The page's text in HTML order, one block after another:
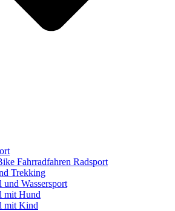
Fahrradfahren Radsport
Trekking
Wassersport
mit Hund
mit Kind